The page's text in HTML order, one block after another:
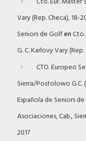
Vary (Rep. Checa), 18-
Seniors de Golfen
G. C. Karlovy Vary
CTO. Europeo
Sierra/Postolowo G.C.
Española de Seniors
Asociaciones, Cab.,
2017